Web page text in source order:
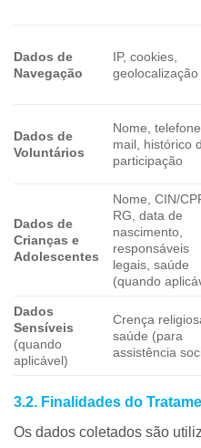
Dados de
Navegação
IP, cookies,
geolocalização
Dados de
Voluntários
Nome,
mail, histórico
participação
Dados de
Crianças e
Adolescentes
Nome, CIN/
RG, data de
nascimento,
responsáveis
legais, saúde
(quando
Dados
Sensíveis
(quando
aplicável)
Crença
saúde (para
assistência
3.2. Finalidades do
Os dados coletados são